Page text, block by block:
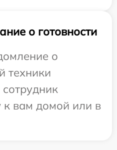
о готовности
о
техники
к вам домой или в